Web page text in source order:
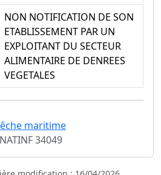
NON NOTIFICATION DE SON
ETABLISSEMENT PAR UN
EXPLOITANT DU SECTEUR
ALIMENTAIRE DE DENREES
VEGETALES
maritime
NATINF 34049